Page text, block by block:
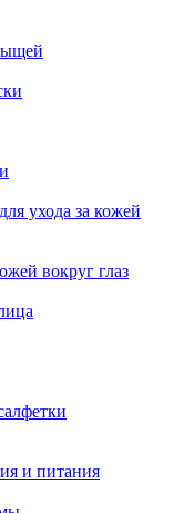
ухода за кожей
вокруг глаз
и питания